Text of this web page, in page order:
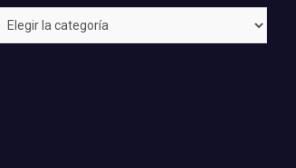
Categorías